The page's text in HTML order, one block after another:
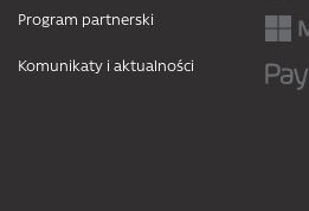
Program partnerski
Komunikaty i aktualności